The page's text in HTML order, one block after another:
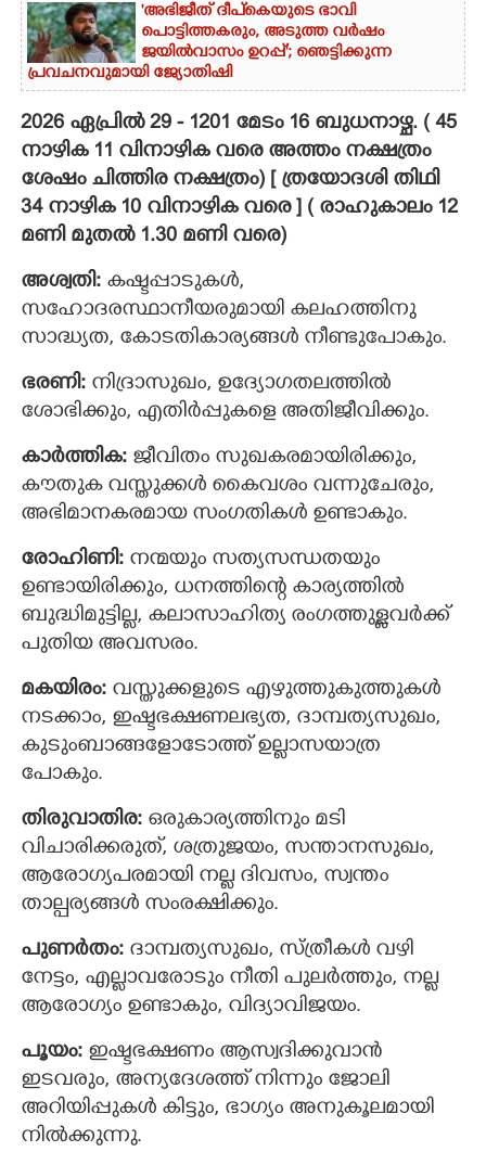
ZOOM
CONTACT US
'അഭിജീത് ദീപ്‌കെയുടെ ഭാവി
പൊട്ടിത്തകരും, അടുത്ത വർഷം
ജയിൽവാസം ഉറപ്പ്'; ഞെട്ടിക്കുന്ന
പ്രവചനവുമായി ജ്യോതിഷി
2026 ഏപ്രിൽ 29 - 1201 മേടം 16 ബുധനാഴ്ച. ( 45
നാഴിക 11 വിനാഴിക വരെ അത്തം നക്ഷത്രം
ശേഷം ചിത്തിര നക്ഷത്രം) [ ത്രയോദശി തിഥി
34 നാഴിക 10 വിനാഴിക വരെ ] ( രാഹുകാലം 12
മണി മുതൽ 1.30 മണി വരെ)
അശ്വതി: കഷ്ടപ്പാടുകള്‍,
സഹോദരസ്ഥാനീയരുമായി കലഹത്തിനു
സാദ്ധ്യത, കോടതികാര്യങ്ങള്‍ നീണ്ടുപോകും.
ഭരണി: നിദ്രാസുഖം, ഉദ്യോഗതലത്തില്‍
ശോഭിക്കും, എതിര്‍പ്പുകളെ അതിജീവിക്കും.
കാര്‍ത്തിക: ജീവിതം സുഖകരമായിരിക്കും,
കൗതുക വസ്തുക്കള്‍ കൈവശം വന്നുചേരും,
അഭിമാനകരമായ സംഗതികള്‍ ഉണ്ടാകും.
രോഹിണി: നന്മയും സത്യസന്ധതയും
ഉണ്ടായിരിക്കും, ധനത്തിന്റെ കാര്യത്തില്‍
ബുദ്ധിമുട്ടില്ല, കലാസാഹിത്യ രംഗത്തുള്ളവര്‍ക്ക്
പുതിയ അവസരം.
മകയിരം: വസ്തുക്കളുടെ എഴുത്തുകുത്തുകള്‍
നടക്കാം, ഇഷ്ടഭക്ഷണലഭ്യത, ദാമ്പത്യസുഖം,
കുടുംബാങ്ങളോടോത്ത് ഉല്ലാസയാത്ര
പോകും.
തിരുവാതിര: ഒരുകാര്യത്തിനും മടി
വിചാരിക്കരുത്, ശത്രുജയം, സന്താനസുഖം,
ആരോഗ്യപരമായി നല്ല ദിവസം, സ്വന്തം
താല്പര്യങ്ങള്‍ സംരക്ഷിക്കും.
പുണര്‍തം: ദാമ്പത്യസുഖം, സ്ത്രീകള്‍ വഴി
നേട്ടം, എല്ലാവരോടും നീതി പുലര്‍ത്തും, നല്ല
ആരോഗ്യം ഉണ്ടാകും, വിദ്യാവിജയം.
പൂയം: ഇഷ്ടഭക്ഷണം ആസ്വദിക്കുവാന്‍
ഇടവരും, അന്യദേശത്ത് നിന്നും ജോലി
അറിയിപ്പുകള്‍ കിട്ടും, ഭാഗ്യം അനുകൂലമായി
നില്‍ക്കുന്നു.